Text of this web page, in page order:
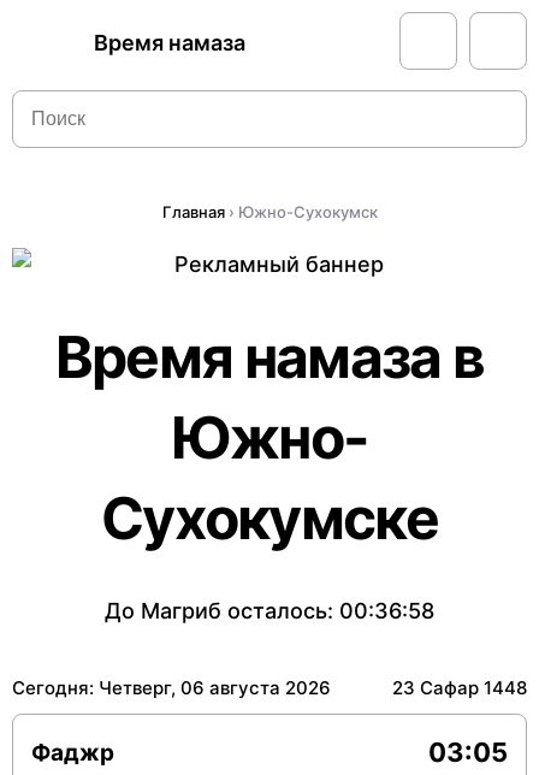
Время намаза
Главная› Южно-Сухокумск
Время намаза в
Южно-
Сухокумске
До Магриб осталось: 00:36:57
Сегодня: Четверг, 06 августа 2026 23 Сафар 1448
Фаджр 03:05